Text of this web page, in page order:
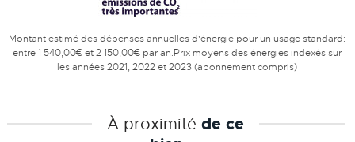
Montant estimé des dépenses annuelles d'énergie pour un usage standard:
entre 1 540,00€ et 2 150,00€ par an.Prix moyens des énergies indexés sur
les années 2021, 2022 et 2023 (abonnement compris)
À proximitéde ce